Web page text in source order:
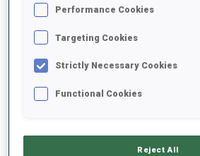
2025/2026
MOYENNE DE PERFORMANCE
Performance Cookies
Targeting Cookies
Strictly Necessary Cookies
Functional Cookies
Reject All